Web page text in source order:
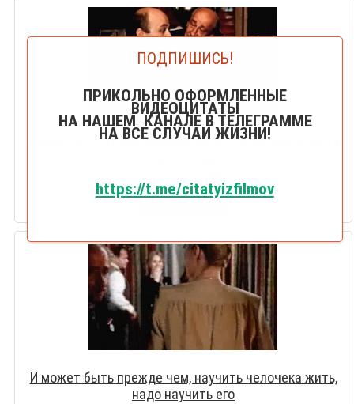
Единство противополжностей и противополжность
И может быть прежде чем, научить челочека жить,
надо научить его
ПОДПИШИСЬ!
ПРИКОЛЬНО ОФОРМЛЕННЫЕ
ВИДЕОЦИТАТЫ
НА НАШЕМ КАНАЛЕ В ТЕЛЕГРАММЕ
НА ВСЕ СЛУЧАИ ЖИЗНИ!
https://t.me/citatyizfilmov